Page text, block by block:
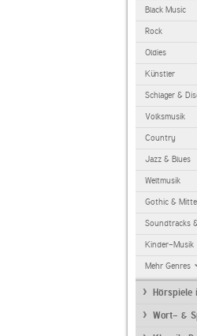
Black Music
Rock
Oldies
Künstler
Schlager &
Volksmusik
Country
Jazz & Blues
Weltmusik
Gothic &
Soundtracks
Kinder-Musik
Mehr Genres
Hörspiele
Wort- &